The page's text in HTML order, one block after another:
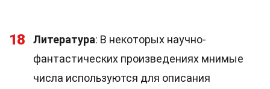
18 Литература: В некоторых научно-
фантастических произведениях мнимые
числа используются для описания